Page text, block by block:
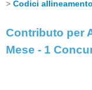
Codici allineamento
Contributo per
Mese - 1